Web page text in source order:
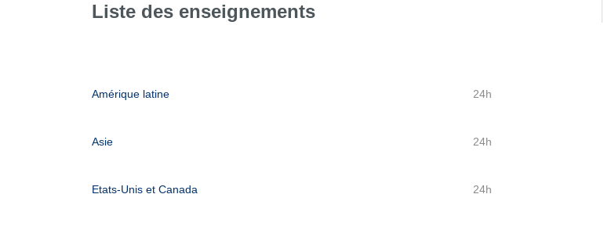
Liste des enseignements
Amérique latine 24h
Asie 24h
Etats-Unis et Canada 24h